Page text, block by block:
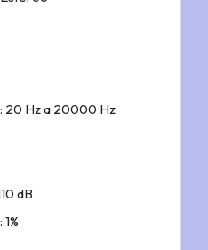
20 Hz a 20000 Hz
dB